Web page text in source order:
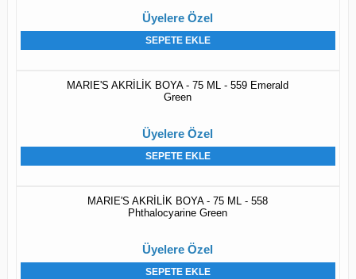
Üyelere Özel
SEPETE EKLE
MARIE'S AKRİLİK BOYA - 75 ML - 559 Emerald
Green
Üyelere Özel
SEPETE EKLE
MARIE'S AKRİLİK BOYA - 75 ML - 558
Phthalocyarine Green
Üyelere Özel
SEPETE EKLE